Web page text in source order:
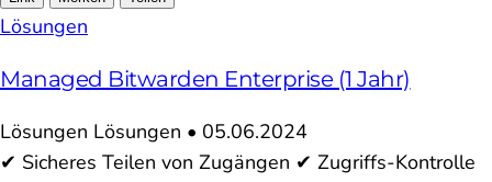
Lösungen
Managed Bitwarden Enterprise (1 Jahr)
Lösungen Lösungen • 05.06.2024
✔ Sicheres Teilen von Zugängen ✔ Zugriffs-Kontrolle